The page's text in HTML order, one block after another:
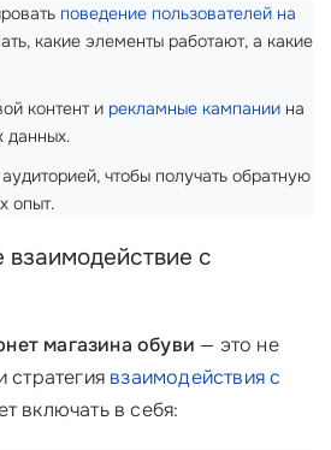
поведение пользователей на
какие элементы работают, а какие
контент и рекламные кампании на
данных.
чтобы получать обратную
опыт.
взаимодействие с
магазина обуви — это не
стратегия взаимодействия с
включать в себя: